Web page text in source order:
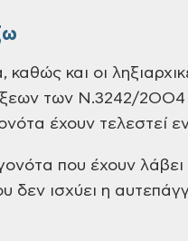
καθώς και οι
των Ν.3242/2ΟΟ4
έχουν τελεστεί
που έχουν
δεν ισχύει η